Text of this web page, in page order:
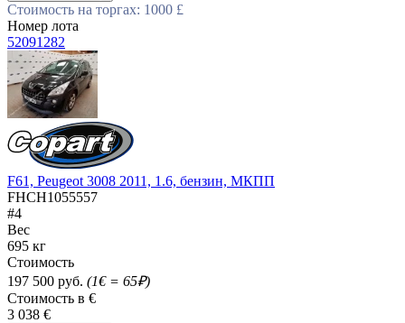
Стоимость на торгах: 1000 £
Номер лота
52091282
F61, Peugeot 3008 2011, 1.6, бензин, МКПП
FHCH1055557
#4
Вес
695 кг
Стоимость
197 500 руб. (1€ = 65₽)
Стоимость в €
3 038 €